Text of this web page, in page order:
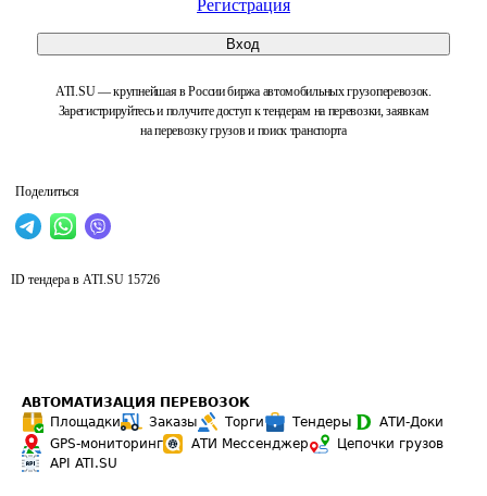
Регистрация
Вход
ATI.SU — крупнейшая в России биржа автомобильных грузоперевозок.
Зарегистрируйтесь и получите доступ к тендерам на перевозки, заявкам
на перевозку грузов и поиск транспорта
Поделиться
ID тендера в ATI.SU 15726
АВТОМАТИЗАЦИЯ ПЕРЕВОЗОК
Площадки
Заказы Торги Тендеры
АТИ-Доки
GPS-мониторинг
АТИ Мессенджер
Цепочки грузов
API ATI.SU